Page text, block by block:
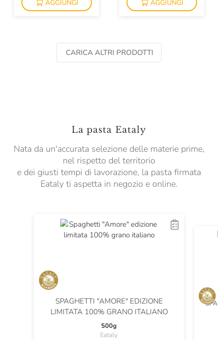
AGGIUNGI AGGIUNGI
CARICA ALTRI PRODOTTI
La pasta Eataly
Nata da un'accurata selezione delle materie prime,
nel rispetto del territorio
e dei giusti tempi di lavorazione, la pasta firmata
Eataly ti aspetta in negozio e online.
SPAGHETTI "AMORE" EDIZIONE
LIMITATA 100% GRANO ITALIANO
500g
Eataly